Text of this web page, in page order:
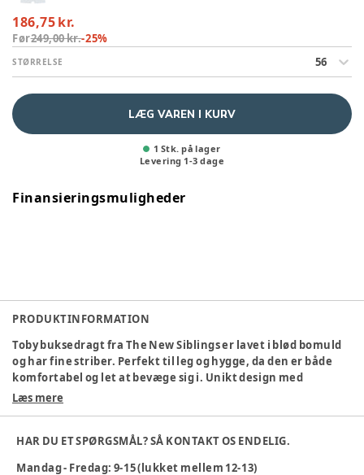
186,75 kr.
Før249,00 kr.-25%
STØRRELSE 56
LÆG VAREN I KURV
1 Stk. på lager
Levering 1-3 dage
Finansieringsmuligheder
PRODUKTINFORMATION
Toby buksedragt fra The New Siblings er lavet i blød bomuld
og har fine striber. Perfekt til leg og hygge, da den er både
komfortabel og let at bevæge sig i. Unikt design med
knapper på skulderstropperne gør det nemt at tage af og på.
100% bomuld
Stribet mønster
Nem at tage af og på
Læs mere
HAR DU ET SPØRGSMÅL? SÅ KONTAKT OS ENDELIG.
Mandag - Fredag: 9-15 (lukket mellem 12-13)